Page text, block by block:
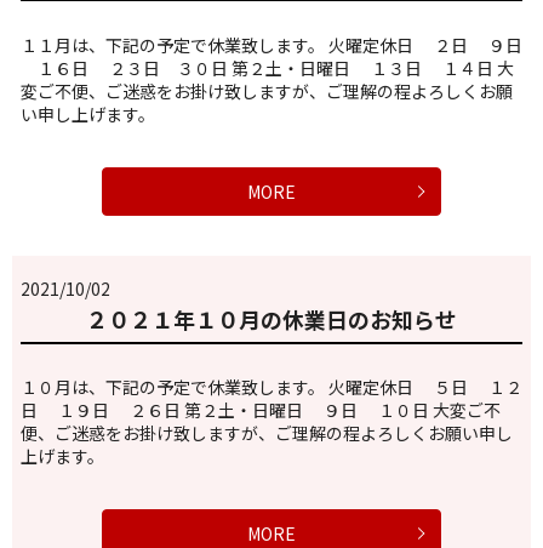
１１月は、下記の予定で休業致します。 火曜定休日 ２日 ９日
１６日 ２３日 ３０日 第２土・日曜日 １３日 １４日 大
変ご不便、ご迷惑をお掛け致しますが、ご理解の程よろしくお願
い申し上げます。
MORE
2021/10/02
２０２１年１０月の休業日のお知らせ
１０月は、下記の予定で休業致します。 火曜定休日 ５日 １２
日 １９日 ２６日 第２土・日曜日 ９日 １０日 大変ご不
便、ご迷惑をお掛け致しますが、ご理解の程よろしくお願い申し
上げます。
MORE